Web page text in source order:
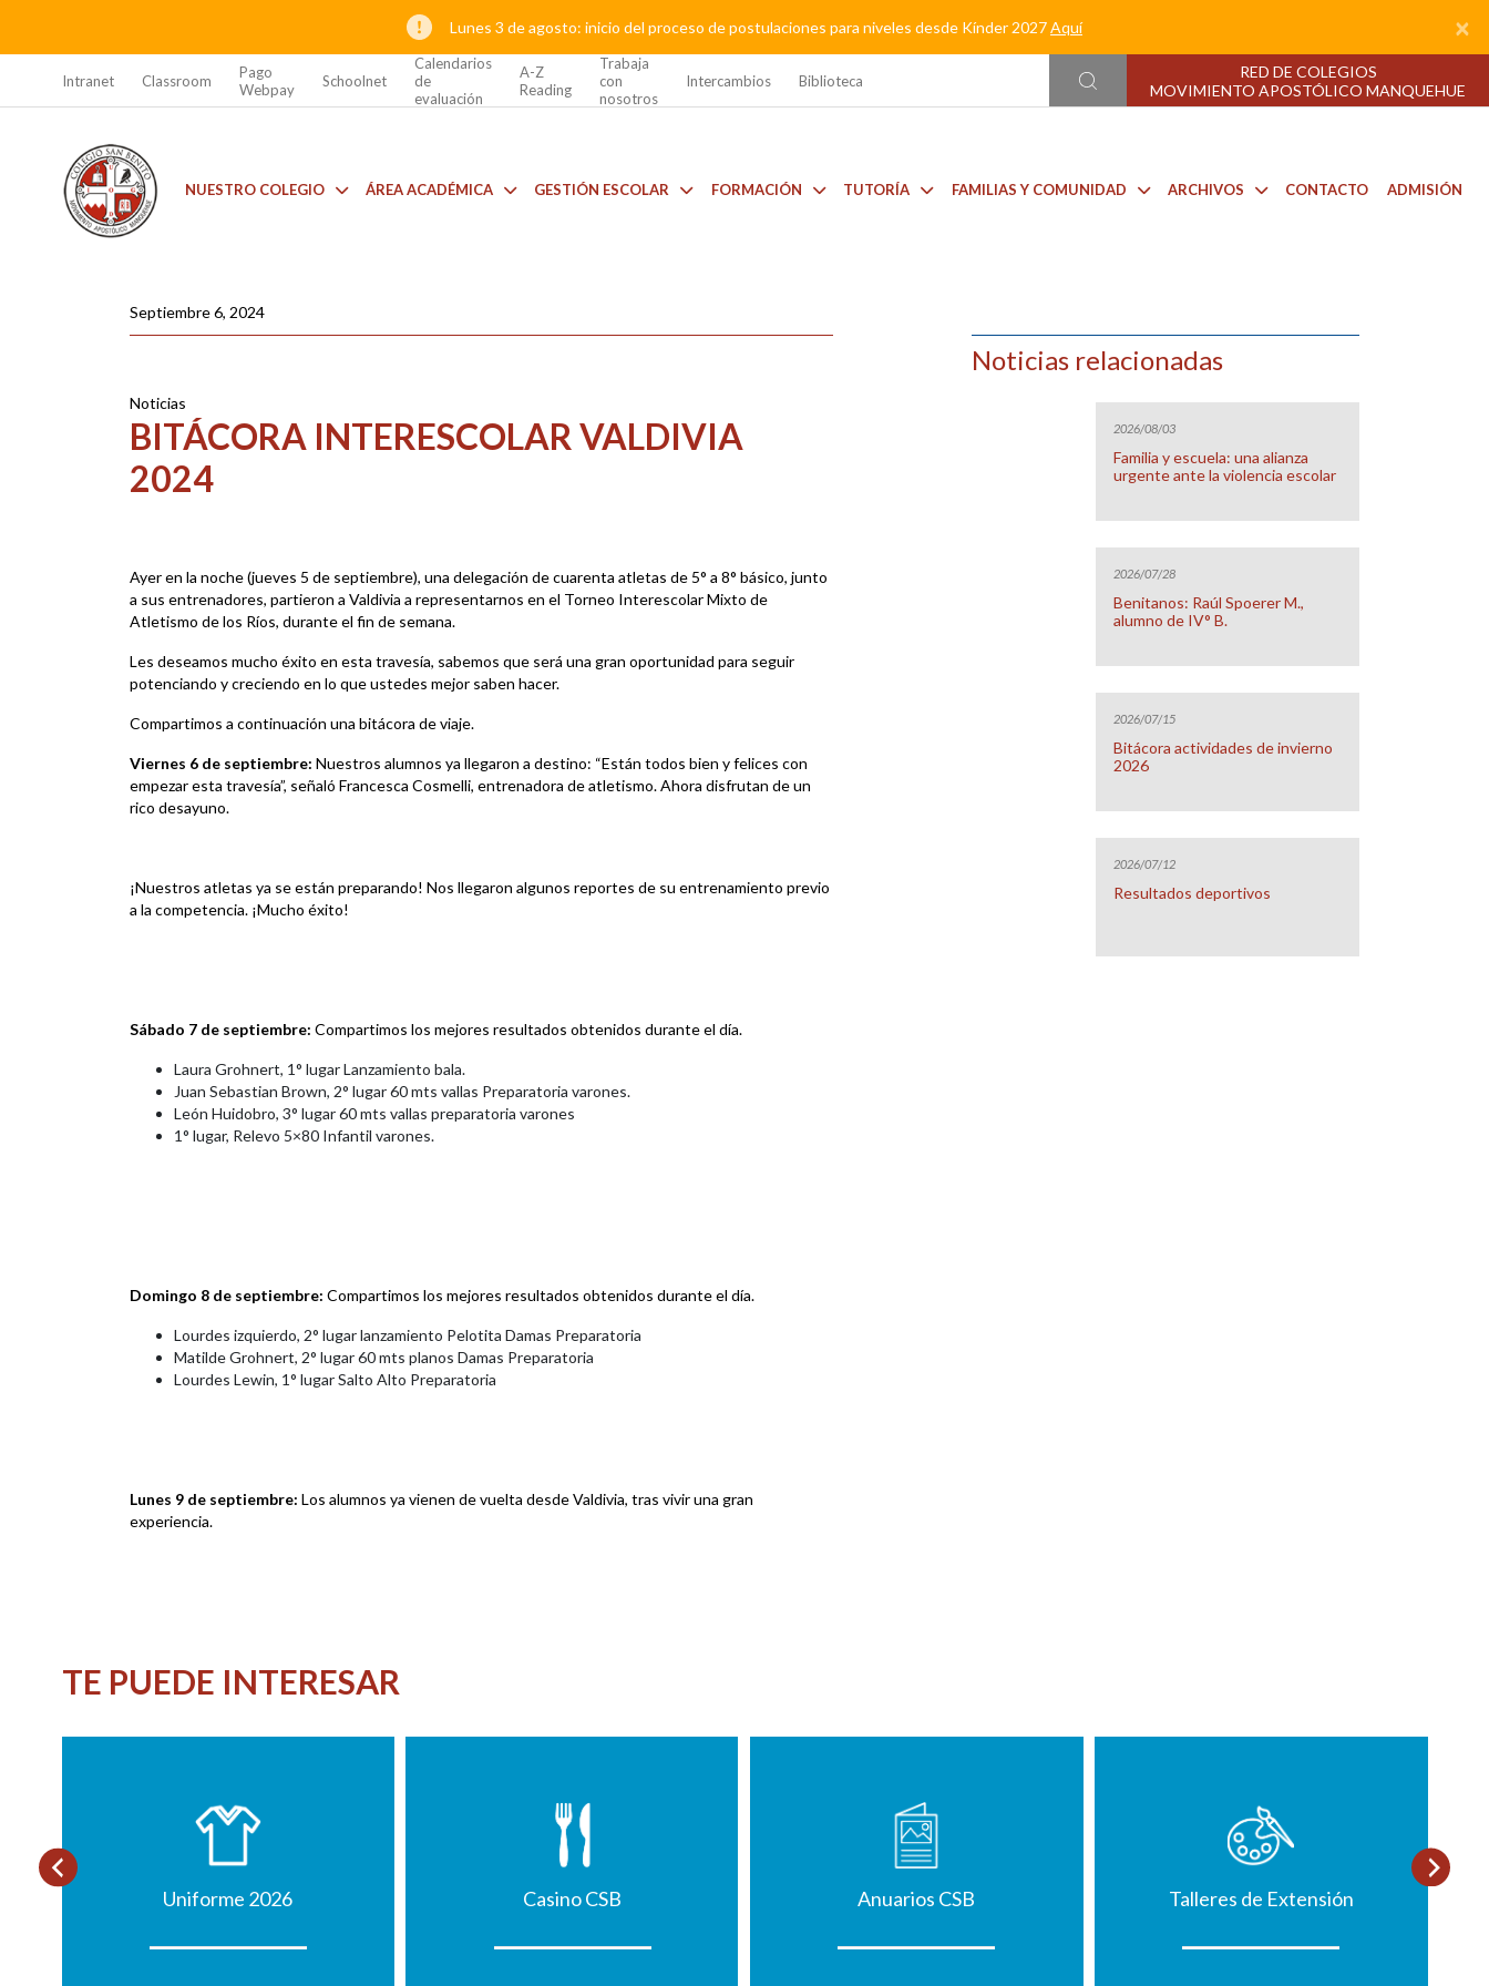
Lunes 3 de agosto: inicio del proceso de postulaciones para niveles desde Kínder 2027Aquí ×
Intranet Classroom
Pago
Webpay
Schoolnet
Calendarios
de
evaluación
A-Z
Reading
Trabaja
con
nosotros
Intercambios Biblioteca
RED DE COLEGIOS
MOVIMIENTO APOSTÓLICO MANQUEHUE
NUESTRO COLEGIO ÁREA ACADÉMICA GESTIÓN ESCOLAR FORMACIÓN TUTORÍA FAMILIAS Y COMUNIDAD ARCHIVOS CONTACTO ADMISIÓN
Septiembre 6, 2024
Noticias
BITÁCORA INTERESCOLAR VALDIVIA
2024
Ayer en la noche (jueves 5 de septiembre), una delegación de cuarenta atletas de 5° a 8° básico, junto
a sus entrenadores, partieron a Valdivia a representarnos en el Torneo Interescolar Mixto de
Atletismo de los Ríos, durante el fin de semana.
Les deseamos mucho éxito en esta travesía, sabemos que será una gran oportunidad para seguir
potenciando y creciendo en lo que ustedes mejor saben hacer.
Compartimos a continuación una bitácora de viaje.
Viernes 6 de septiembre: Nuestros alumnos ya llegaron a destino: “Están todos bien y felices con
empezar esta travesía”, señaló Francesca Cosmelli, entrenadora de atletismo. Ahora disfrutan de un
rico desayuno.
¡Nuestros atletas ya se están preparando! Nos llegaron algunos reportes de su entrenamiento previo
a la competencia. ¡Mucho éxito!
Sábado 7 de septiembre: Compartimos los mejores resultados obtenidos durante el día.
Laura Grohnert, 1° lugar Lanzamiento bala.
Juan Sebastian Brown, 2° lugar 60 mts vallas Preparatoria varones.
León Huidobro, 3° lugar 60 mts vallas preparatoria varones
1° lugar, Relevo 5×80 Infantil varones.
Domingo 8 de septiembre: Compartimos los mejores resultados obtenidos durante el día.
Lourdes izquierdo, 2° lugar lanzamiento Pelotita Damas Preparatoria
Matilde Grohnert, 2° lugar 60 mts planos Damas Preparatoria
Lourdes Lewin, 1° lugar Salto Alto Preparatoria
Lunes 9 de septiembre: Los alumnos ya vienen de vuelta desde Valdivia, tras vivir una gran
experiencia.
Noticias relacionadas
2026/08/03
Familia y escuela: una alianza
urgente ante la violencia escolar
2026/07/28
Benitanos: Raúl Spoerer M.,
alumno de IV° B.
2026/07/15
Bitácora actividades de invierno
2026
2026/07/12
Resultados deportivos
TE PUEDE INTERESAR
Uniforme 2026 Casino CSB Anuarios CSB Talleres de Extensión